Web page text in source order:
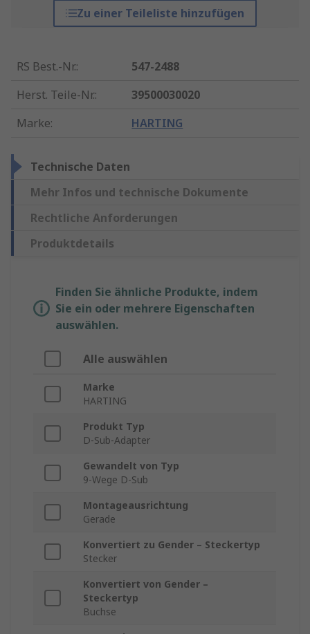
Zu einer Teileliste hinzufügen
RS Best.-Nr.:
547-2488
Herst. Teile-Nr.:
39500030020
Marke: HARTING
Technische Daten
Mehr Infos und technische Dokumente
Rechtliche Anforderungen
Produktdetails
Finden Sie ähnliche Produkte, indem
Sie ein oder mehrere Eigenschaften
auswählen.
Alle auswählen
Marke
HARTING
Produkt Typ
D-Sub-Adapter
Gewandelt von Typ
9-Wege D-Sub
Montageausrichtung
Gerade
Konvertiert zu Gender – Steckertyp
Stecker
Konvertiert von Gender –
Steckertyp
Buchse